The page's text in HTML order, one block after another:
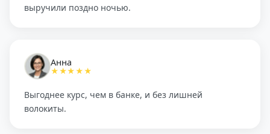
выручили поздно ночью.
Анна
★★★★★
Выгоднее курс, чем в банке, и без лишней
волокиты.